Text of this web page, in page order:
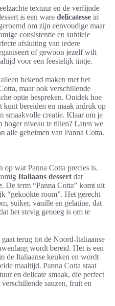
textuur en de verfijnde
is een ware delicatesse in
om zijn eenvoudige maar
consistentie en subtiele
afsluiting van iedere
of gewoon jezelf wilt
voor een feestelijk tintje.
bekend maken met het
maar ook verschillende
optie bespreken. Ontdek hoe
kunt bereiden en maak indruk op
smaakvolle creatie. Klaar om je
hoger niveau te tillen? Laten we
alle geheimen van Panna Cotta.
op wat Panna Cotta precies is.
Italiaans dessert dat
. De term “Panna Cotta” komt uit
“gekookte room”. Het gerecht
suiker, vanille en gelatine, dat
het stevig genoeg is om te
terug tot de Noord-Italiaanse
wordt bereid. Het is een
de Italiaanse keuken en wordt
maaltijd. Panna Cotta staat
en delicate smaak, die perfect
sauzen, fruit en